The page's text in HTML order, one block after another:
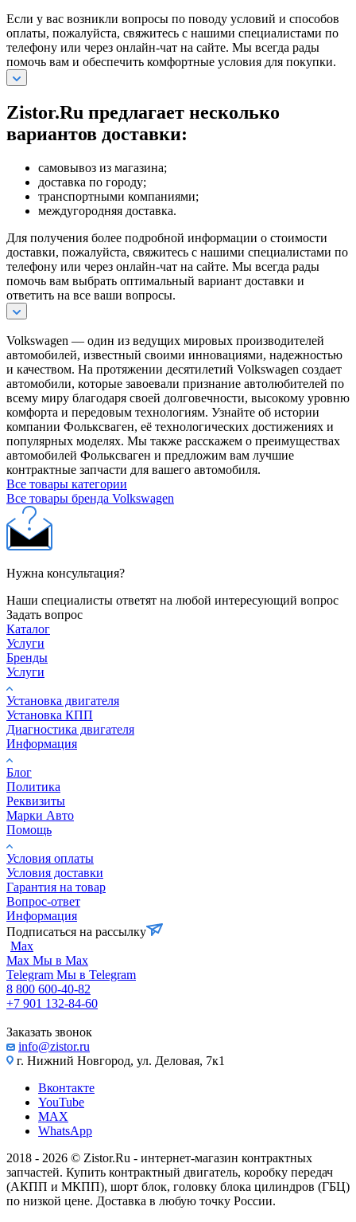
Если у вас возникли вопросы по поводу условий и способов
оплаты, пожалуйста, свяжитесь с нашими специалистами по
телефону или через онлайн-чат на сайте. Мы всегда рады
помочь вам и обеспечить комфортные условия для покупки.
Zistor.Ru предлагает несколько
вариантов доставки:
самовывоз из магазина;
доставка по городу;
транспортными компаниями;
междугородняя доставка.
Для получения более подробной информации о стоимости
доставки, пожалуйста, свяжитесь с нашими специалистами по
телефону или через онлайн-чат на сайте. Мы всегда рады
помочь вам выбрать оптимальный вариант доставки и
ответить на все ваши вопросы.
Volkswagen — один из ведущих мировых производителей
автомобилей, известный своими инновациями, надежностью
и качеством. На протяжении десятилетий Volkswagen создает
автомобили, которые завоевали признание автолюбителей по
всему миру благодаря своей долговечности, высокому уровню
комфорта и передовым технологиям. Узнайте об истории
компании Фольксваген, её технологических достижениях и
популярных моделях. Мы также расскажем о преимуществах
автомобилей Фольксваген и предложим вам лучшие
контрактные запчасти для вашего автомобиля.
Все товары категории
Все товары бренда Volkswagen
Нужна консультация?
Наши специалисты ответят на любой интересующий вопрос
Задать вопрос
Каталог
Услуги
Бренды
Услуги
Установка двигателя
Установка КПП
Диагностика двигателя
Информация
Блог
Политика
Реквизиты
Марки Авто
Помощь
Условия оплаты
Условия доставки
Гарантия на товар
Вопрос-ответ
Информация
Подписаться на рассылку
Max
Max Мы в Max
Telegram Мы в Telegram
8 800 600-40-82
+7 901 132-84-60
Заказать звонок
info@zistor.ru
г. Нижний Новгород, ул. Деловая, 7к1
Вконтакте
YouTube
MAX
WhatsApp
2018 - 2026 © Zistor.Ru - интернет-магазин контрактных
запчастей. Купить контрактный двигатель, коробку передач
(АКПП и МКПП), шорт блок, головку блока цилиндров (ГБЦ)
по низкой цене. Доставка в любую точку России.